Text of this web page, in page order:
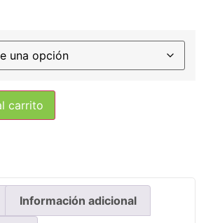
carrito
Información adicional